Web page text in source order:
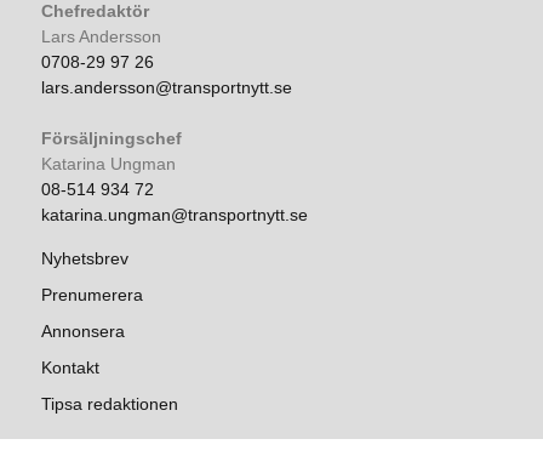
Chefredaktör
Lars Andersson
0708-29 97 26
lars.andersson@transportnytt.se
Försäljningschef
Katarina Ungman
08-514 934 72
katarina.ungman@transportnytt.se
Nyhetsbrev
Prenumerera
Annonsera
Kontakt
Tipsa redaktionen